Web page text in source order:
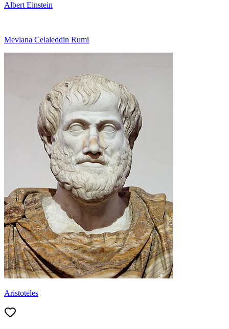
Albert Einstein
Mevlana Celaleddin Rumi
Aristoteles